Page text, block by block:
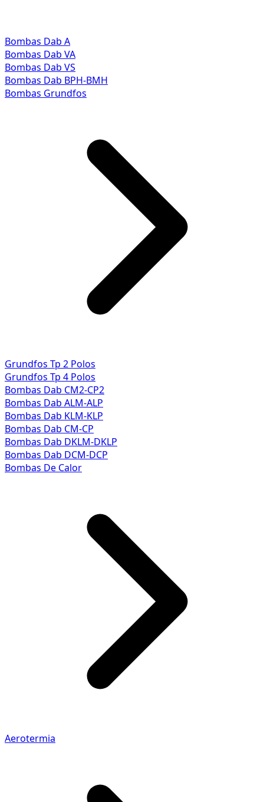
Bombas Dab A
Bombas Dab VA
Bombas Dab VS
Bombas Dab BPH-BMH
Bombas Grundfos
Grundfos Tp 2 Polos
Grundfos Tp 4 Polos
Bombas Dab CM2-CP2
Bombas Dab ALM-ALP
Bombas Dab KLM-KLP
Bombas Dab CM-CP
Bombas Dab DKLM-DKLP
Bombas Dab DCM-DCP
Bombas De Calor
Aerotermia